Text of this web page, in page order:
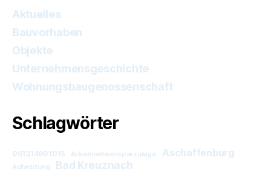
Aktuelles
Bauvorhaben
Objekte
Unternehmensgeschichte
Wohnungsbaugenossenschaft
Schlagwörter
061314901015 Arbeitnehmersparzulage Aschaffenburg
Aufwertung Bad Kreuznach